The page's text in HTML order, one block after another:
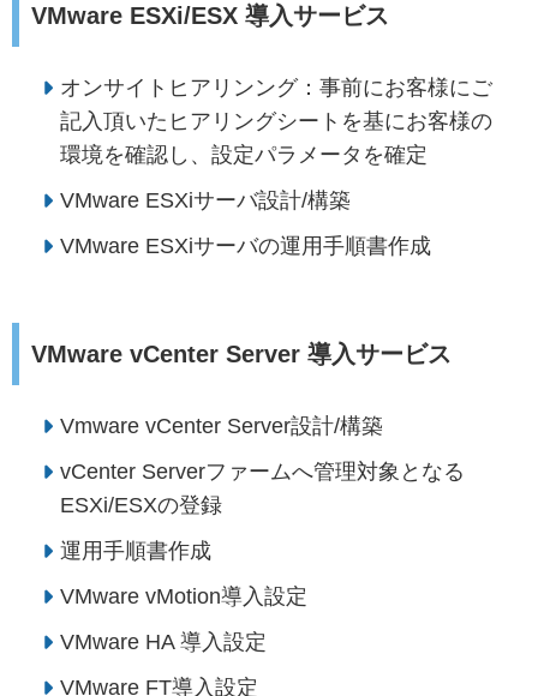
VMware ESXi/ESX 導入サービス
オンサイトヒアリンング：事前にお客様にご
記入頂いたヒアリングシートを基にお客様の
環境を確認し、設定パラメータを確定
VMware ESXiサーバ設計/構築
VMware ESXiサーバの運用手順書作成
VMware vCenter Server 導入サービス
Vmware vCenter Server設計/構築
vCenter Serverファームへ管理対象となる
ESXi/ESXの登録
運用手順書作成
VMware vMotion導入設定
VMware HA 導入設定
VMware FT導入設定